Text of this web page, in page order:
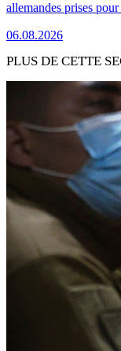
allemandes prises
06.08.2026
PLUS DE CETTE